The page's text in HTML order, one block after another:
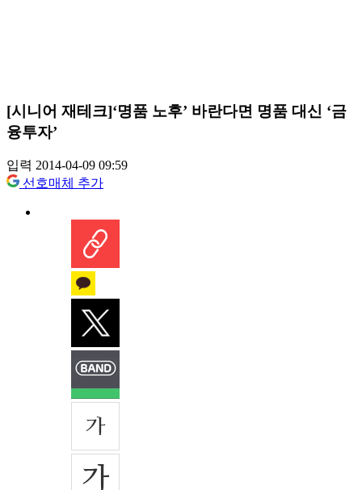
[시니어 재테크]‘명품 노후’ 바란다면 명품 대신 ‘금
융투자’
입력 2014-04-09 09:59
선호매체 추가